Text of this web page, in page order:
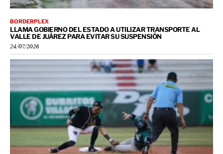
BORDERPLEX
LLAMA GOBIERNO DEL ESTADO A UTILIZAR TRANSPORTE AL
VALLE DE JUÁREZ PARA EVITAR SU SUSPENSIÓN
24/07/2026